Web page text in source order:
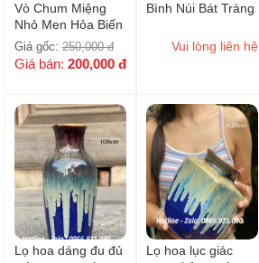
Vò Chum Miệng
Nhỏ Men Hỏa Biến
Giá gốc: 250,000 đ
Giá bán: 200,000 đ
Bình Núi Bát Tràng
Vui lòng liên hệ
Lọ hoa dáng đu đủ
Lọ hoa lục giác